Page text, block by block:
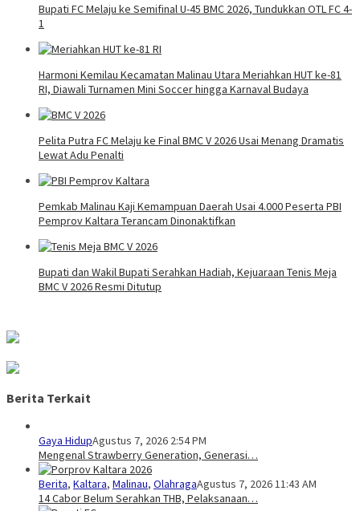
Bupati FC Melaju ke Semifinal U-45 BMC 2026, Tundukkan OTL FC 4-
1
Harmoni Kemilau Kecamatan Malinau Utara Meriahkan HUT ke-81
RI, Diawali Turnamen Mini Soccer hingga Karnaval Budaya
Pelita Putra FC Melaju ke Final BMC V 2026 Usai Menang Dramatis
Lewat Adu Penalti
Pemkab Malinau Kaji Kemampuan Daerah Usai 4.000 Peserta PBI
Pemprov Kaltara Terancam Dinonaktifkan
Bupati dan Wakil Bupati Serahkan Hadiah, Kejuaraan Tenis Meja
BMC V 2026 Resmi Ditutup
Berita Terkait
Gaya HidupAgustus 7, 2026 2:54 PM
Mengenal Strawberry Generation, Generasi…
Berita, Kaltara, Malinau, OlahragaAgustus 7, 2026 11:43 AM
14 Cabor Belum Serahkan THB, Pelaksanaan…